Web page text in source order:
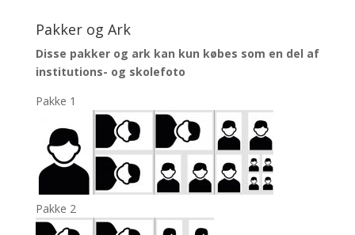
Pakker og Ark
Disse pakker og ark kan kun købes som en del af
institutions- og skolefoto
Pakke 1
Pakke 2